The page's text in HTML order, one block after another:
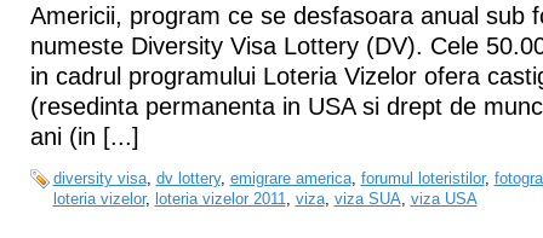
Americii, program ce se desfasoara anual sub
numeste Diversity Visa Lottery (DV). Cele
in cadrul programului Loteria Vizelor ofera
(resedinta permanenta in USA si drept de
ani (in [...]
diversity visa, dv lottery, emigrare america, forumul loteristilor,
loteria vizelor, loteria vizelor 2011 viza, viza SUA viza USA